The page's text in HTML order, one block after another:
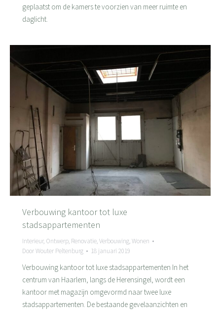
geplaatst om de kamers te voorzien van meer ruimte en
daglicht.
Verbouwing kantoor tot luxe
stadsappartementen
Interieur, Ontwerp, Renovatie,Verbouwing,Wonen
DoorWouter Peltenburg 18 januari 2019
Verbouwing kantoor tot luxe stadsappartementen In het
centrum van Haarlem, langs de Herensingel, wordt een
kantoor met magazijn omgevormd naar twee luxe
stadsappartementen. De bestaande gevelaanzichten en